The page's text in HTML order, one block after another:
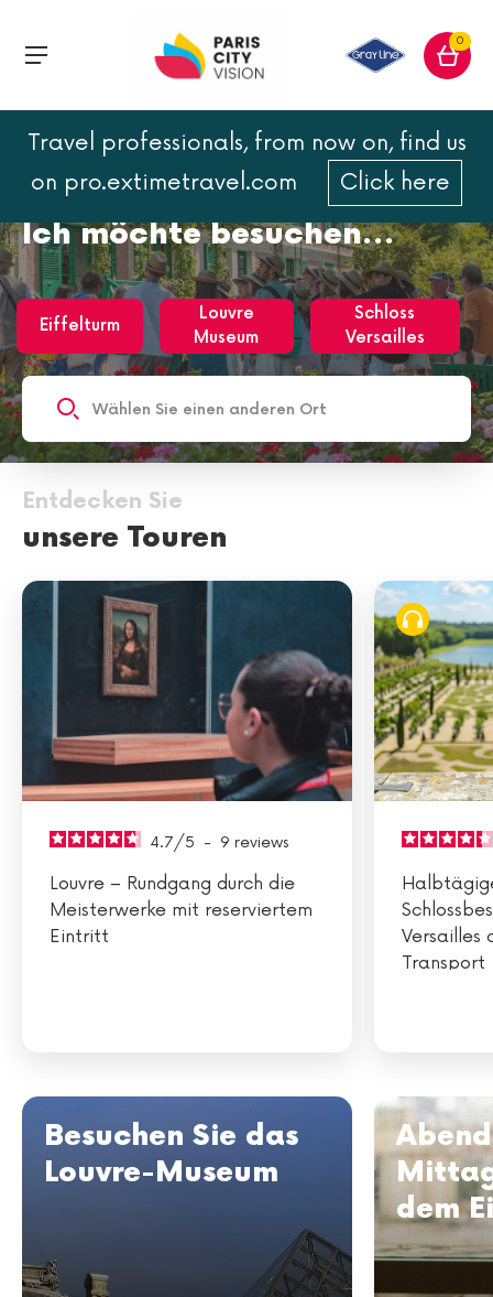
0
Travel professionals, from now on, find us
on pro.extimetravel.com
Click here
Ich möchte besuchen…
Eiffelturm
Louvre
Museum
Schloss
Versailles
Wählen Sie einen anderen Ort
Entdecken Sie
unsere Touren
4.7/5 - 9 reviews
Louvre – Rundgang durch die
Meisterwerke mit reserviertem
Eintritt
Versailles
Transport
Besuchen Sie das
Louvre-Museum
dem